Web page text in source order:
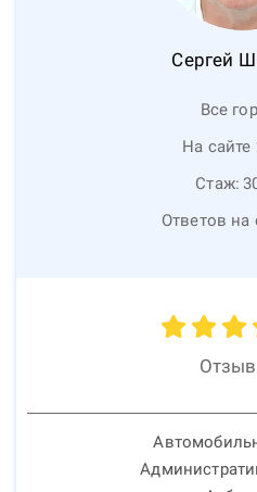
Сергей
Все
На сайте
Стаж:
Ответов на